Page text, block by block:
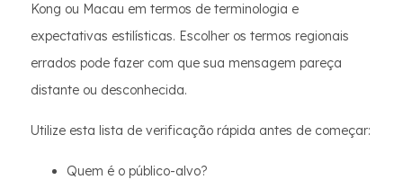
Kong ou Macau em termos de terminologia e
expectativas estilísticas. Escolher os termos regionais
errados pode fazer com que sua mensagem pareça
distante ou desconhecida.
Utilize esta lista de verificação rápida antes de começar:
Quem é o público-alvo?